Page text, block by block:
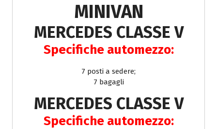
MINIVAN
MERCEDES CLASSE V
Specifiche automezzo:
7 posti a sedere;
7 bagagli
MERCEDES CLASSE V
Specifiche automezzo: